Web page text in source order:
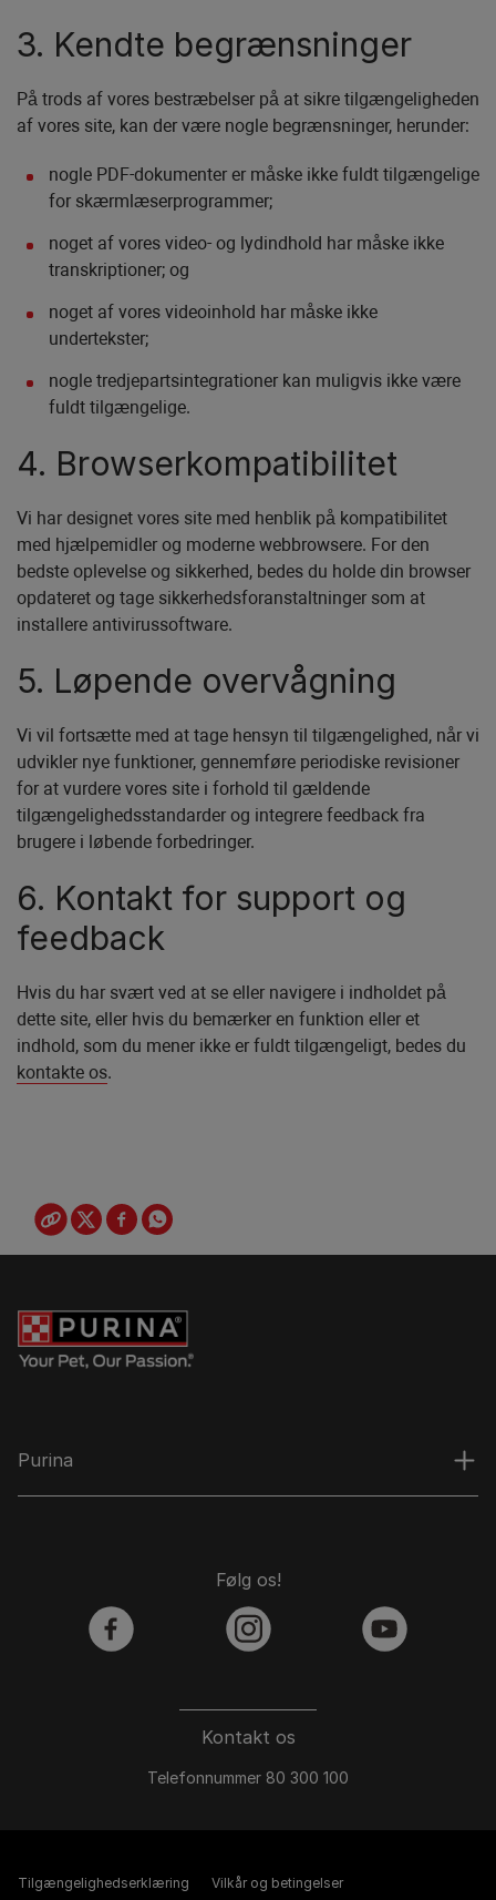
3. Kendte begrænsninger
På trods af vores bestræbelser på at sikre tilgængeligheden
af vores site, kan der være nogle begrænsninger, herunder:
nogle PDF-dokumenter er måske ikke fuldt tilgængelige
for skærmlæserprogrammer;
noget af vores video- og lydindhold har måske ikke
transkriptioner; og
noget af vores videoinhold har måske ikke
undertekster;
nogle tredjepartsintegrationer kan muligvis ikke være
fuldt tilgængelige.
4. Browserkompatibilitet
Vi har designet vores site med henblik på kompatibilitet
med hjælpemidler og moderne webbrowsere. For den
bedste oplevelse og sikkerhed, bedes du holde din browser
opdateret og tage sikkerhedsforanstaltninger som at
installere antivirussoftware.
5. Løpende overvågning
Vi vil fortsætte med at tage hensyn til tilgængelighed, når vi
udvikler nye funktioner, gennemføre periodiske revisioner
for at vurdere vores site i forhold til gældende
tilgængelighedsstandarder og integrere feedback fra
brugere i løbende forbedringer.
6. Kontakt for support og
feedback
Hvis du har svært ved at se eller navigere i indholdet på
dette site, eller hvis du bemærker en funktion eller et
indhold, som du mener ikke er fuldt tilgængeligt, bedes du
kontakte os.
Purina
Kontakt os
Telefonnummer 80 300 100
Følg os!
facebook instagram youtube
Tilgængelighedserklæring Vilkår og betingelser